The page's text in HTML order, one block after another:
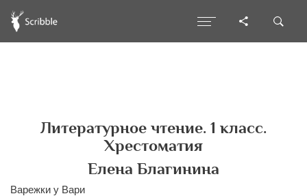
Литературное чтение. 1 класс.
Хрестоматия
Елена Благинина
Варежки у Вари